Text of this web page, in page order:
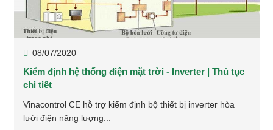
08/07/2020
Kiểm định hệ thống điện mặt trời - Inverter | Thủ tục
chi tiết
Vinacontrol CE hỗ trợ kiểm định bộ thiết bị inverter hòa
lưới điện năng lượng...